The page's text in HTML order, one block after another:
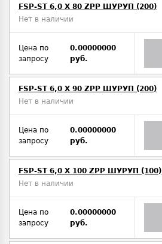
FSP-ST 6,0 X 80 ZPP ШУРУП (200)
Нет в наличии
Цена по
запросу
0.00000000
руб.
FSP-ST 6,0 X 90 ZPP ШУРУП (200)
Нет в наличии
Цена по
запросу
0.00000000
руб.
FSP-ST 6,0 X 100 ZPP ШУРУП (100)
Нет в наличии
Цена по
запросу
0.00000000
руб.